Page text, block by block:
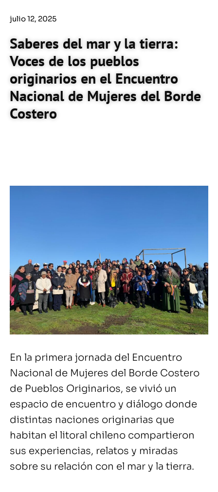
julio 12, 2025
Saberes del mar y la tierra:
Voces de los pueblos
originarios en el Encuentro
Nacional de Mujeres del Borde
Costero
En la primera jornada del Encuentro
Nacional de Mujeres del Borde Costero
de Pueblos Originarios, se vivió un
espacio de encuentro y diálogo donde
distintas naciones originarias que
habitan el litoral chileno compartieron
sus experiencias, relatos y miradas
sobre su relación con el mar y la tierra.